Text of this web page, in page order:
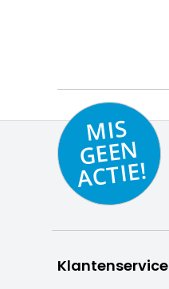
MIS
GEE
N
A
C
TIE!
Klantenservice